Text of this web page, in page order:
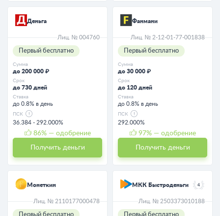
Деньга
Лиц. № 004760
Первый бесплатно
Сумма
до 200 000 ₽
Срок
до 730 дней
Ставка
до 0.8% в день
ПСК
36.384 - 292.000%
86% — одобрение
Получить деньги
Фанмани
Лиц. № 2-12-01-77-001838
Первый бесплатно
Сумма
до 30 000 ₽
Срок
до 120 дней
Ставка
до 0.8% в день
ПСК
292.000%
97% — одобрение
Получить деньги
Монеткин
Лиц. № 2110177000478
Первый бесплатно
МКК Быстроденьги 4
Лиц. № 2503373010188
Первый бесплатно